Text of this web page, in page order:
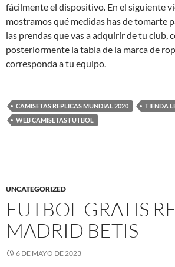
fácilmente el dispositivo. En el siguiente
mostramos qué medidas has de tomarte
las prendas que vas a adquirir de tu club,
posteriormente la tabla de la marca de
corresponda a tu equipo.
CAMISETAS REPLICAS MUNDIAL 2020
TIENDA
WEB CAMISETAS FUTBOL
UNCATEGORIZED
FUTBOL GRATIS
MADRID BETIS
6 DE MAYO DE 2023